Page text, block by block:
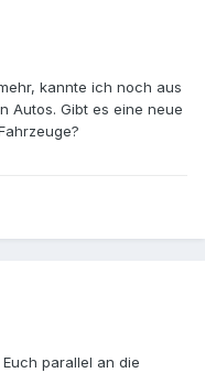
kannte ich noch aus
Autos. Gibt es eine neue
parallel an die